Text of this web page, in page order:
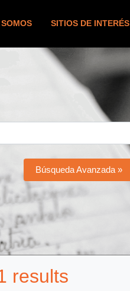
SITIOS DE INTERÉS
Búsqueda Avanzada »
results